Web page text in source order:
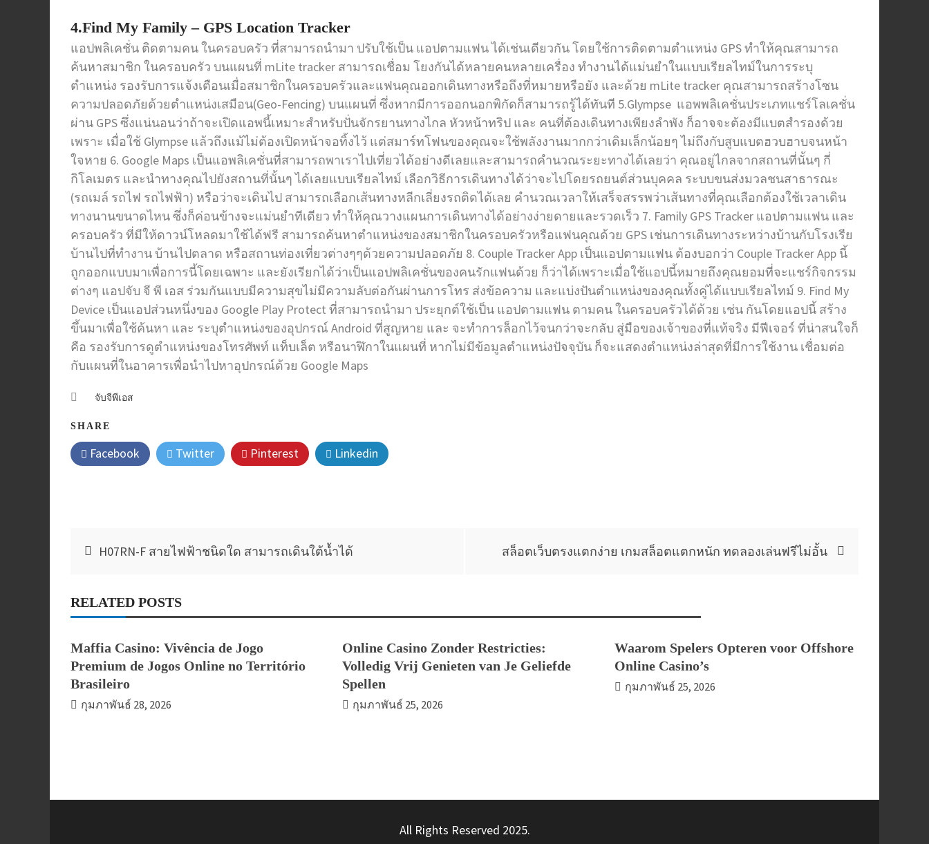
4.Find My Family – GPS Location Tracker
แอปพลิเคชั่น ติดตามคน ในครอบครัว ที่สามารถนำมา ปรับใช้เป็น แอปตามแฟน ได้เช่นเดียวกัน โดยใช้การติดตามตำแหน่ง GPS ทำให้คุณสามารถ
ค้นหาสมาชิก ในครอบครัว บนแผนที่ mLite tracker สามารถเชื่อม โยงกันได้หลายคนหลายเครื่อง ทำงานได้แม่นยำในแบบเรียลไทม์ในการระบุ
ตำแหน่ง รองรับการแจ้งเตือนเมื่อสมาชิกในครอบครัวและแฟนคุณออกเดินทางหรือถึงที่หมายหรือยัง และด้วย mLite tracker คุณสามารถสร้างโซน
ความปลอดภัยด้วยตำแหน่งเสมือน(Geo-Fencing) บนแผนที่ ซึ่งหากมีการออกนอกพิกัดก็สามารถรู้ได้ทันที 5.Glympse แอพพลิเคชั่นประเภทแชร์โลเคชั่น
ผ่าน GPS ซึ่งแน่นอนว่าถ้าจะเปิดแอพนี้เหมาะสำหรับปั่นจักรยานทางไกล หัวหน้าทริป และ คนที่ต้องเดินทางเพียงลำพัง ก็อาจจะต้องมีแบตสำรองด้วย
เพราะ เมื่อใช้ Glympse แล้วถึงแม้ไม่ต้องเปิดหน้าจอทิ้งไว้ แต่สมาร์ทโฟนของคุณจะใช้พลังงานมากกว่าเดิมเล็กน้อยๆ ไม่ถึงกับสูบแบตฮวบฮาบจนหน้า
ใจหาย 6. Google Maps เป็นแอพลิเคชั่นที่สามารถพาเราไปเที่ยวได้อย่างดีเลยและสามารถคำนวณระยะทางได้เลยว่า คุณอยู่ไกลจากสถานที่นั้นๆ กี่
กิโลเมตร และนำทางคุณไปยังสถานที่นั้นๆ ได้เลยแบบเรียลไทม์ เลือกวิธีการเดินทางได้ว่าจะไปโดยรถยนต์ส่วนบุคคล ระบบขนส่งมวลชนสาธารณะ
(รถเมล์ รถไฟ รถไฟฟ้า) หรือว่าจะเดินไป สามารถเลือกเส้นทางหลีกเลี่ยงรถติดได้เลย คำนวณเวลาให้เสร็จสรรพว่าเส้นทางที่คุณเลือกต้องใช้เวลาเดิน
ทางนานขนาดไหน ซึ่งก็ค่อนข้างจะแม่นยำทีเดียว ทำให้คุณวางแผนการเดินทางได้อย่างง่ายดายและรวดเร็ว 7. Family GPS Tracker แอปตามแฟน และ
ครอบครัว ที่มีให้ดาวน์โหลดมาใช้ได้ฟรี สามารถค้นหาตำแหน่งของสมาชิกในครอบครัวหรือแฟนคุณด้วย GPS เช่นการเดินทางระหว่างบ้านกับโรงเรีย
บ้านไปที่ทำงาน บ้านไปตลาด หรือสถานท่องเที่ยวต่างๆๆด้วยความปลอดภัย 8. Couple Tracker App เป็นแอปตามแฟน ต้องบอกว่า Couple Tracker App นี้
ถูกออกแบบมาเพื่อการนี้โดยเฉพาะ และยังเรียกได้ว่าเป็นแอปพลิเคชั่นของคนรักแฟนด้วย ก็ว่าได้เพราะเมื่อใช้แอปนี้หมายถึงคุณยอมที่จะแชร์กิจกรรม
ต่างๆ แอปจับ จี พี เอส ร่วมกันแบบมีความสุขไม่มีความลับต่อกันผ่านการโทร ส่งข้อความ และแบ่งปันตำแหน่งของคุณทั้งคู่ได้แบบเรียลไทม์ 9. Find My
Device เป็นแอปส่วนหนึ่งของ Google Play Protect ที่สามารถนำมา ประยุกต์ใช้เป็น แอปตามแฟน ตามคน ในครอบครัวได้ด้วย เช่น กันโดยแอปนี้ สร้าง
ขึ้นมาเพื่อใช้ค้นหา และ ระบุตำแหน่งของอุปกรณ์ Android ที่สูญหาย และ จะทำการล็อกไว้จนกว่าจะกลับ สู่มือของเจ้าของที่แท้จริง มีฟีเจอร์ ที่น่าสนใจก็
คือ รองรับการดูตำแหน่งของโทรศัพท์ แท็บเล็ต หรือนาฬิกาในแผนที่ หากไม่มีข้อมูลตำแหน่งปัจจุบัน ก็จะแสดงตำแหน่งล่าสุดที่มีการใช้งาน เชื่อมต่อ
กับแผนที่ในอาคารเพื่อนำไปหาอุปกรณ์ด้วย Google Maps
จับจีพีเอส
SHARE
Facebook Twitter Pinterest Linkedin
H07RN-F สายไฟฟ้าชนิดใด สามารถเดินใต้น้ำได้ สล็อตเว็บตรงแตกง่าย เกมสล็อตแตกหนัก ทดลองเล่นฟรีไม่อั้น
RELATED POSTS
Maffia Casino: Vivência de Jogo
Premium de Jogos Online no Território
Brasileiro
กุมภาพันธ์ 28, 2026
Online Casino Zonder Restricties:
Volledig Vrij Genieten van Je Geliefde
Spellen
กุมภาพันธ์ 25, 2026
Waarom Spelers Opteren voor Offshore
Online Casino’s
กุมภาพันธ์ 25, 2026
All Rights Reserved 2025.